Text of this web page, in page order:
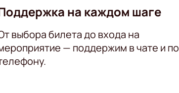
на каждом шаге
выбора билета до входа на
— поддержим в чате и по